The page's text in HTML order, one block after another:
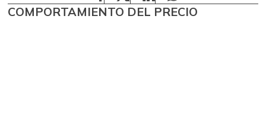
COMPORTAMIENTO DEL PRECIO